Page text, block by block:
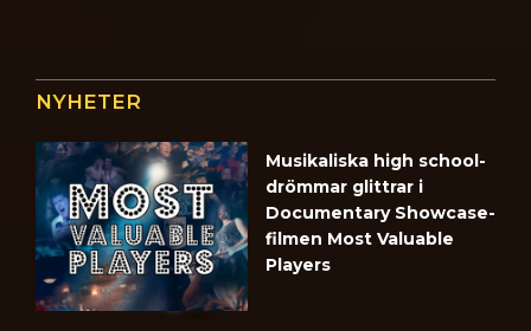
NYHETER
Musikaliska high school-
drömmar glittrar i
Documentary Showcase-
filmen Most Valuable
Players